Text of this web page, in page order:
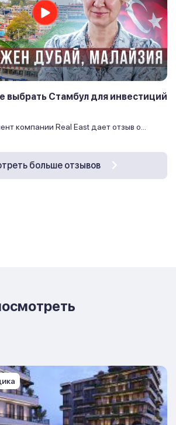
Стамбул для инвестиций
компании Real East дает отзыв о...
больше отзывов